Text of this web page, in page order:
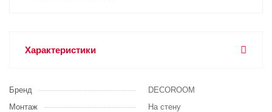
Характеристики
Бренд
DECOROOM
Монтаж
На стену